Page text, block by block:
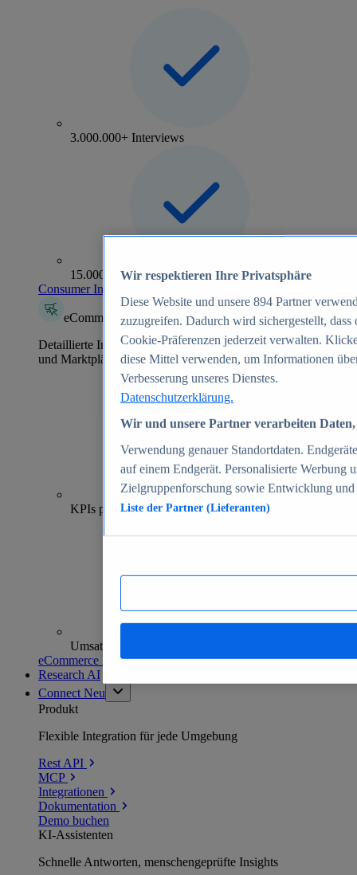
3.000.000+ Interviews
15.000+ Marken
Consumer Insights entdecken
eCommerce Insights
Detaillierte Informationen zu mehr als 39.000 Online-Shops
und Marktplätzen
70+
KPIs pro Shop
Umsatzanalysen und -prognosen
eCommerce Insights entdecken
Research AI
Connect Neu
Produkt
Flexible Integration für jede Umgebung
Rest API
MCP
Integrationen
Dokumentation
Demo buchen
KI-Assistenten
Schnelle Antworten, menschengeprüfte Insights
Wir respektieren Ihre Privatsphäre
Diese Website und unsere 894 Partner
zuzugreifen. Dadurch wird sichergestellt,
Cookie-Präferenzen jederzeit verwalten.
diese Mittel verwenden, um Informationen
Verbesserung unseres Dienstes.
Datenschutzerklärung.
Wir und unsere Partner verarbeiten
Verwendung genauer Standortdaten.
auf einem Endgerät. Personalisierte Werbung
Zielgruppenforschung sowie Entwicklung
Liste der Partner (Lieferanten)